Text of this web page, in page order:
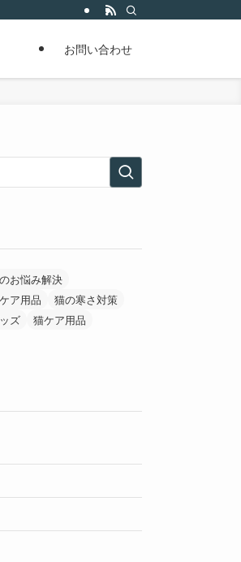
お問い合わせ
お悩み解決
ア用品
猫の寒さ対策
ズ
猫ケア用品